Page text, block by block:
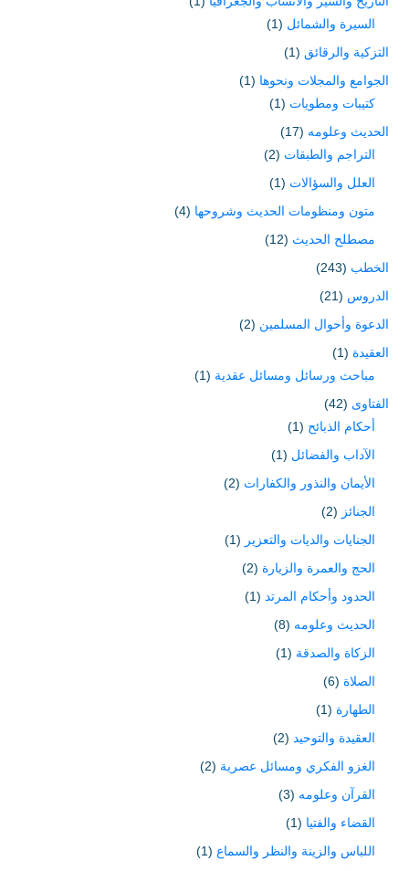
السيرة والشمائل (1)
التزكية والرقائق (1)
الجوامع والمجلات ونحوها (1)
كتيبات ومطويات (1)
الحديث وعلومه (17)
التراجم والطبقات (2)
العلل والسؤالات (1)
متون ومنظومات الحديث وشروحها (4)
مصطلح الحديث (12)
الخطب (243)
الدروس (21)
الدعوة وأحوال المسلمين (2)
العقيدة (1)
مباحث ورسائل ومسائل عقدية (1)
الفتاوى (42)
أحكام الذبائح (1)
الآداب والفضائل (1)
الأيمان والنذور والكفارات (2)
الجنائز (2)
الجنايات والديات والتعزير (1)
الحج والعمرة والزيارة (2)
الحدود وأحكام المرتد (1)
الحديث وعلومه (8)
الزكاة والصدقة (1)
الصلاة (6)
الطهارة (1)
العقيدة والتوحيد (2)
الغزو الفكري ومسائل عصرية (2)
القرآن وعلومه (3)
القضاء والفتيا (1)
اللباس والزينة والنظر والسماع (1)